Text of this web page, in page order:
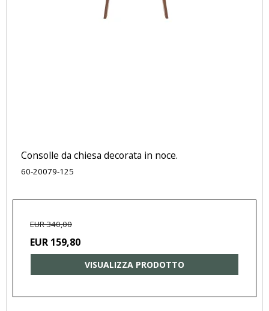
Consolle da chiesa decorata in noce.
60-20079-125
EUR 340,00
EUR 159,80
VISUALIZZA PRODOTTO